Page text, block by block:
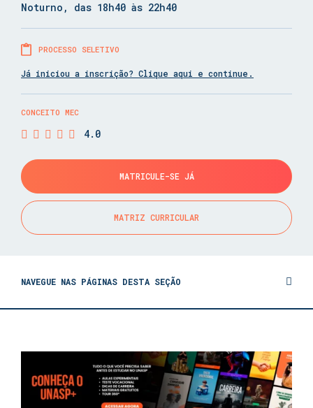
Noturno, das 18h40 às 22h40
PROCESSO SELETIVO
Já iniciou a inscrição? Clique aqui e continue.
CONCEITO MEC
4.0
MATRICULE-SE JÁ
MATRIZ CURRICULAR
NAVEGUE NAS PÁGINAS DESTA SEÇÃO